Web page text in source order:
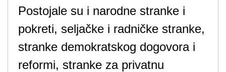
Postojale su i narodne stranke i
pokreti, seljačke i radničke stranke,
stranke demokratskog dogovora i
reformi, stranke za privatnu